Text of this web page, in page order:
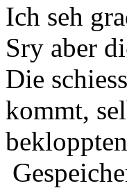
Ich seh
Sry aber
Die
kommt,